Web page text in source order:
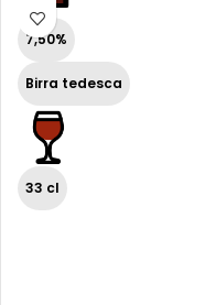
7,50%
Birra tedesca
33 cl